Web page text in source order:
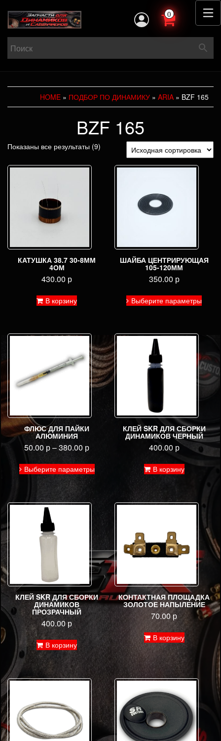
0
HOME » ПОДБОР ПО ДИНАМИКУ » ARIA » BZF 165
BZF 165
Показаны все результаты (9)
КАТУШКА 38.7 30-8ММ
4ОМ
430.00 р
В корзину
ШАЙБА ЦЕНТРИРУЮЩАЯ
105-120ММ
350.00 р
Выберите параметрытовар
на
ФЛЮС ДЛЯ ПАЙКИ
АЛЮМИНИЯ
50.00 р–380.00 р
Выберите параметрытовар
вариаций.
можно
странице
товара.
КЛЕЙ SKR ДЛЯ СБОРКИ
ДИНАМИКОВ ЧЕРНЫЙ
400.00 р
В корзину
КЛЕЙ SKR ДЛЯ СБОРКИ
ДИНАМИКОВ
ПРОЗРАЧНЫЙ
400.00р
В корзину
КОНТАКТНАЯ ПЛОЩАДКА
ЗОЛОТОЕ НАПЫЛЕНИЕ
70.00р
В корзину